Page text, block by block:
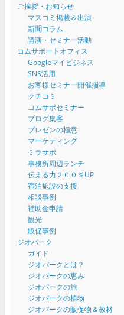
ご挨拶・お知らせ
マスコミ掲載＆出演
新聞コラム
講演・セミナー活動
コムサポートオフィス
Googleマイビジネス
SNS活用
お客様セミナー開催指導
クチコミ
コムサポセミナー
ブログ集客
プレゼンの極意
マーケティング
ミラサポ
事務所周辺ランチ
伝える力２００％UP
宿泊施設の支援
相談事例
補助金申請
観光
販促事例
ジオパーク
ガイド
ジオパークとは？
ジオパークの恵み
ジオパークの旅
ジオパークの植物
ジオパークの販促物＆教材